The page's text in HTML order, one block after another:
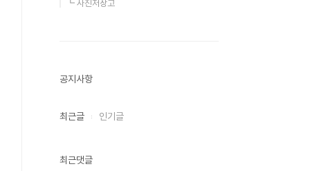
┗ 사진저장고
공지사항
최근글 인기글
최근댓글